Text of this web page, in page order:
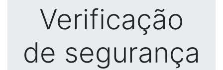
Verificação
de segurança